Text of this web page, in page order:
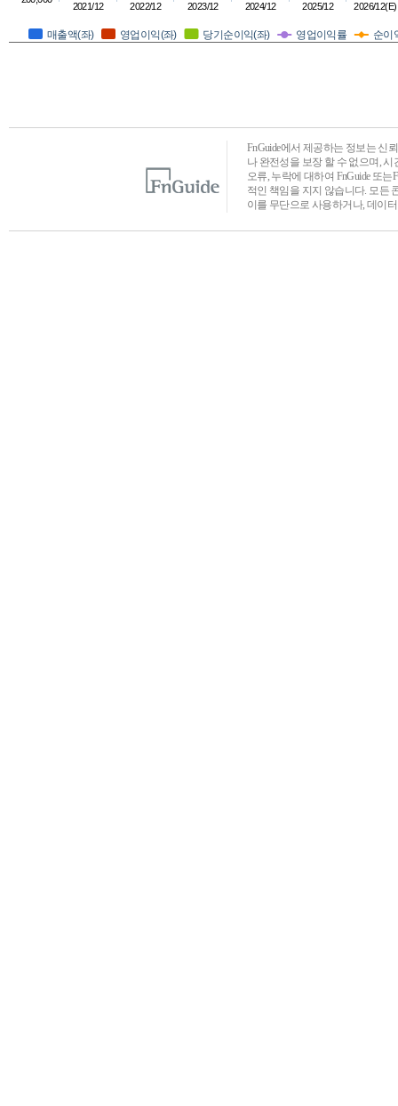
매출액(좌) 영업이익(좌) 당기순이익(좌) 영업이익률 순이
2021/12 2022/12 2023/12 2024/12 2025/12 2026/12(E)
FnGuide에서 제공하는 정보는 신
나 완전성을 보장 할 수 없으며,
오류, 누락에 대하여 FnGuide 또
적인 책임을 지지 않습니다. 모든
이를 무단으로 사용하거나, 데이